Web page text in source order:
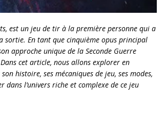
est un jeu de tir à la première personne qui a
sortie. En tant que cinquième opus principal
approche unique de la Seconde Guerre
cet article, nous allons explorer en
histoire, ses mécaniques de jeu, ses modes,
dans l’univers riche et complexe de ce jeu